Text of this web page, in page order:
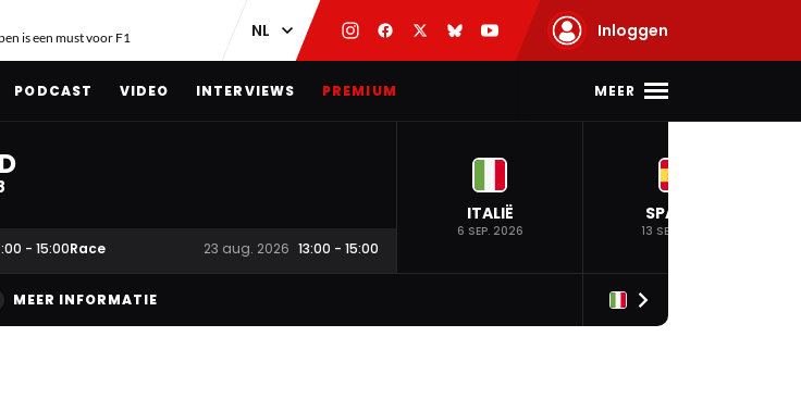
is een must voor F1 Inloggen
PODCAST VIDEO INTERVIEWS PREMIUM MEER
- 15:00Race 23 aug. 2026 13:00 - 15:00
ITALIË
6 SEP. 2026
SPANJE
13 SEP. 2026
MEER INFORMATIE